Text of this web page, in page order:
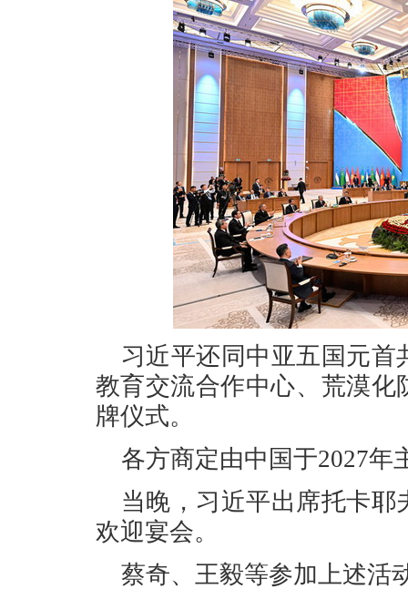
习近平还同中亚五国元
教育交流合作中心、荒漠
牌仪式。
各方商定由中国于2027
当晚，习近平出席托卡
欢迎宴会。
蔡奇、王毅等参加上述活